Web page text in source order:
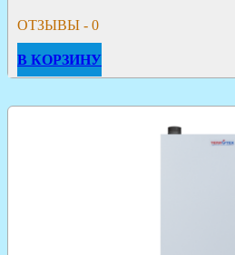
ОТЗЫВЫ - 0
В КОРЗИНУ